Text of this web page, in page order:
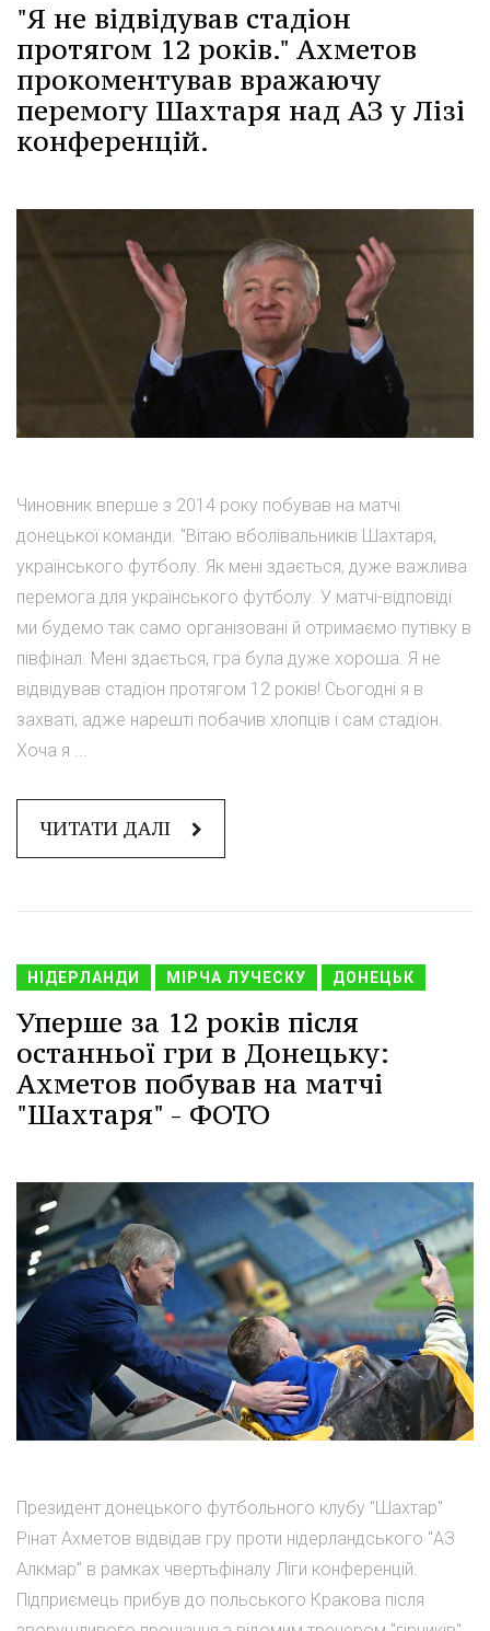
"Я не відвідував стадіон
протягом 12 років." Ахметов
прокоментував вражаючу
перемогу Шахтаря над АЗ у Лізі
конференцій.
Чиновник вперше з 2014 року побував на матчі
донецької команди. "Вітаю вболівальників Шахтаря,
українського футболу. Як мені здається, дуже важлива
перемога для українського футболу. У матчі-відповіді
ми будемо так само організовані й отримаємо путівку в
півфінал. Мені здається, гра була дуже хороша. Я не
відвідував стадіон протягом 12 років! Сьогодні я в
захваті, адже нарешті побачив хлопців і сам стадіон.
Хоча я ...
ЧИТАТИ ДАЛІ
НІДЕРЛАНДИ МІРЧА ЛУЧЕСКУ ДОНЕЦЬК
Уперше за 12 років після
останньої гри в Донецьку:
Ахметов побував на матчі
"Шахтаря" - ФОТО
Президент донецького футбольного клубу "Шахтар"
Рінат Ахметов відвідав гру проти нідерландського "АЗ
Алкмар" в рамках чвертьфіналу Ліги конференцій.
Підприємець прибув до польського Кракова після